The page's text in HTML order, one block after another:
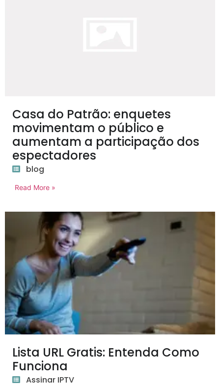
Casa do Patrão: enquetes
movimentam o público e
aumentam a participação dos
espectadores
blog
Read More »
Lista URL Gratis: Entenda Como
Funciona
Assinar IPTV